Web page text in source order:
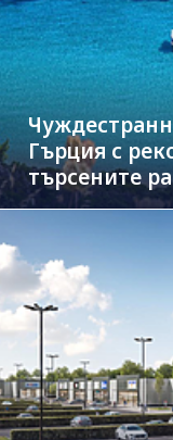
Гърция с
търсените